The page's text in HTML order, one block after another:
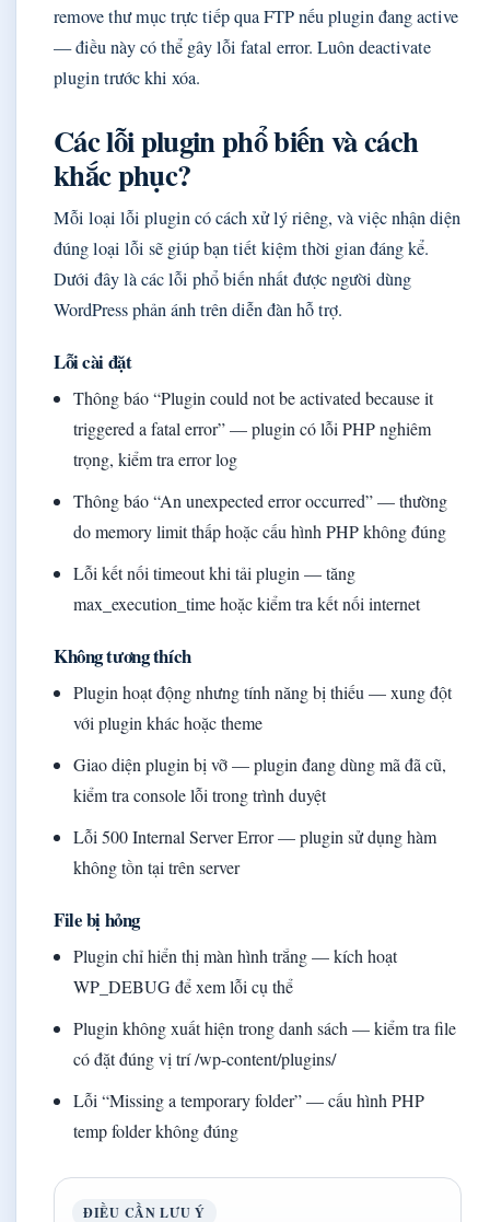
remove thư mục trực tiếp qua FTP nếu plugin đang active
— điều này có thể gây lỗi fatal error. Luôn deactivate
plugin trước khi xóa.
Các lỗi plugin phổ biến và cách
khắc phục?
Mỗi loại lỗi plugin có cách xử lý riêng, và việc nhận diện
đúng loại lỗi sẽ giúp bạn tiết kiệm thời gian đáng kể.
Dưới đây là các lỗi phổ biến nhất được người dùng
WordPress phản ánh trên diễn đàn hỗ trợ.
Lỗi cài đặt
Thông báo “Plugin could not be activated because it
triggered a fatal error” — plugin có lỗi PHP nghiêm
trọng, kiểm tra error log
Thông báo “An unexpected error occurred” — thường
do memory limit thấp hoặc cấu hình PHP không đúng
Lỗi kết nối timeout khi tải plugin — tăng
max_execution_time hoặc kiểm tra kết nối internet
Không tương thích
Plugin hoạt động nhưng tính năng bị thiếu — xung đột
với plugin khác hoặc theme
Giao diện plugin bị vỡ — plugin đang dùng mã đã cũ,
kiểm tra console lỗi trong trình duyệt
Lỗi 500 Internal Server Error — plugin sử dụng hàm
không tồn tại trên server
File bị hỏng
Plugin chỉ hiển thị màn hình trắng — kích hoạt
WP_DEBUG để xem lỗi cụ thể
Plugin không xuất hiện trong danh sách — kiểm tra file
có đặt đúng vị trí /wp-content/plugins/
Lỗi “Missing a temporary folder” — cấu hình PHP
temp folder không đúng
ĐIỀU CẦN LƯU Ý